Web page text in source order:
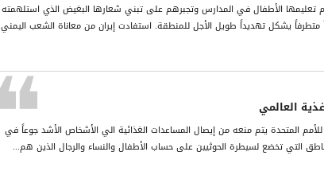
يتم تعليمها الأطفال في المدارس وتجبرهم على تبني شعارها البغيض الذي استلهمته
متطرفاً يشكل تهديداً طويل الأجل للمنطقة. استفادت إيران من معاناة الشعب اليمني
العالمي
للأمم المتحدة يتم منعه من إيصال المساعدات الغذائية الي الأشخاص الأشد جوعاً في
التي تخضع لسيطرة الحوثيين على حساب الأطفال والنساء والرجال الذين هم...